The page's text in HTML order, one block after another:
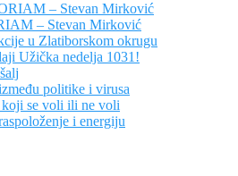
– Stevan Mirković
– Stevan Mirković
u Zlatiborskom okrugu
Užička nedelja 1031!
politike i virusa
koji se voli ili ne voli
i energiju